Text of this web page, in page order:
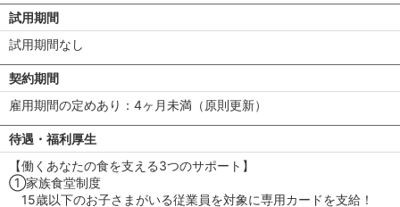
試用期間
試用期間なし
契約期間
雇用期間の定めあり：4ヶ月未満（原則更新）
待遇・福利厚生
【働くあなたの食を支える3つのサポート】
①家族食堂制度
15歳以下のお子さまがいる従業員を対象に専用カードを支給！